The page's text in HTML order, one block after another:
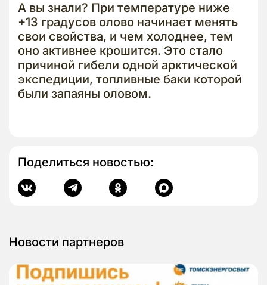
А вы знали? При температуре ниже
+13 градусов олово начинает менять
свои свойства, и чем холоднее, тем
оно активнее крошится. Это стало
причиной гибели одной арктической
экспедиции, топливные баки которой
были запаяны оловом.
Поделиться новостью:
Новости партнеров